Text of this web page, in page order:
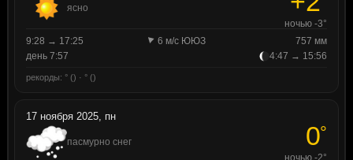
ясно
ночью -3°
9:28 → 17:25
6 м/с ЮЮЗ
757 мм
день 7:57
4:47 → 15:56
рекорды: ° () · ° ()
17 ноября 2025, пн
пасмурно снег 0°